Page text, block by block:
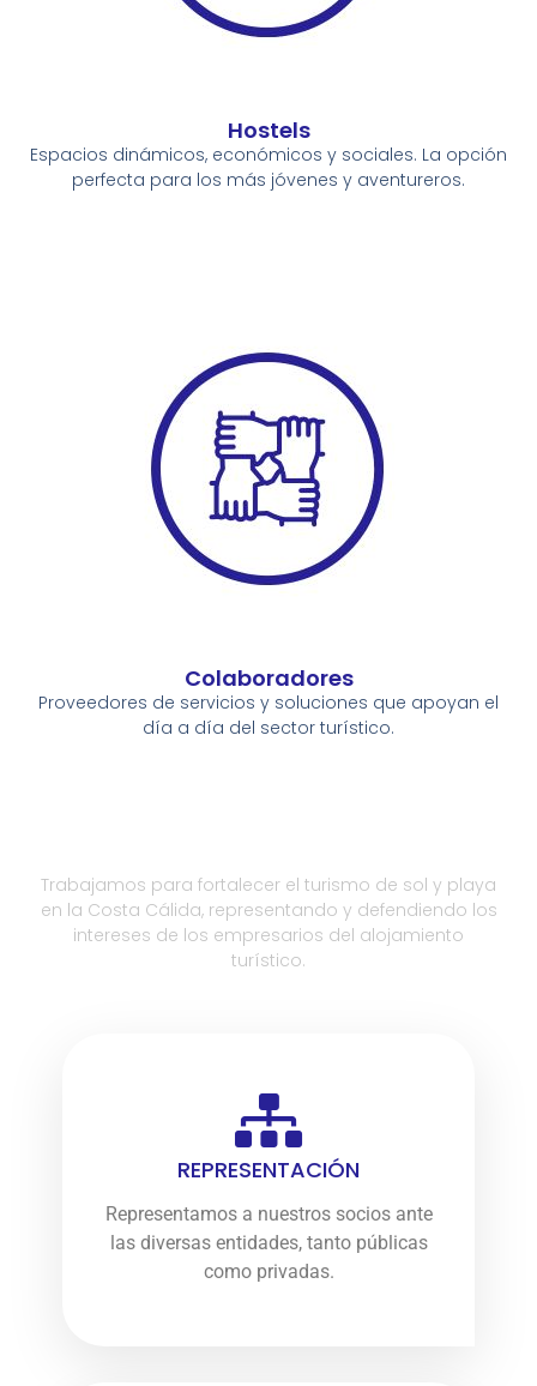
Hostels
Espacios dinámicos, económicos y sociales. La opción
perfecta para los más jóvenes y aventureros.
Colaboradores
Proveedores de servicios y soluciones que apoyan el
día a día del sector turístico.
Trabajamos para fortalecer el turismo de sol y playa
en la Costa Cálida, representando y defendiendo los
intereses de los empresarios del alojamiento
turístico.
REPRESENTACIÓN
Representamos a nuestros socios ante
las diversas entidades, tanto públicas
como privadas.